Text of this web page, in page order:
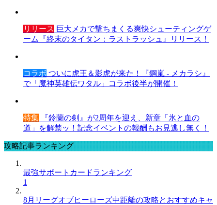
リリース 巨大メカで撃ちまくる爽快シューティングゲ
ーム『終末のタイタン：ラストラッシュ』リリース！
コラボ ついに虎王＆影虎が来た！『鋼嵐 - メカラシ』
で「魔神英雄伝ワタル」コラボ後半が開催！
特集 『鈴蘭の剣』が2周年を迎え、新章「氷と血の
道」を解禁ッ！記念イベントの報酬もお見逃し無く！
攻略記事ランキング
最強サポートカードランキング
1
8月リーグオブヒーローズ中距離の攻略とおすすめキャ